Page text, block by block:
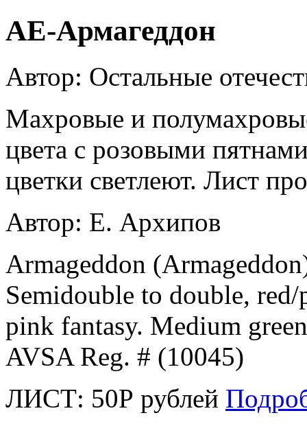
АЕ-Армагеддон
Автор: Остальные
Махровые и
цвета с розовыми
цветки светлеют. Лист
Автор: Е. Архипов
Armageddon
Semidouble to double,
pink fantasy. Medium
AVSA Reg. # (10045)
ЛИСТ: 50Р рублей